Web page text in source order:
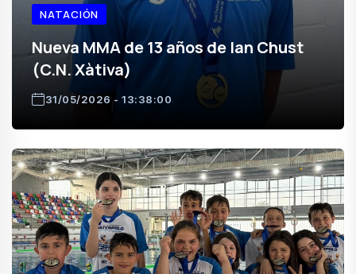
NATACIÓN
Nueva MMA de 13 años de Ian Chust
(C.N. Xàtiva)
31/05/2026 - 13:38:00